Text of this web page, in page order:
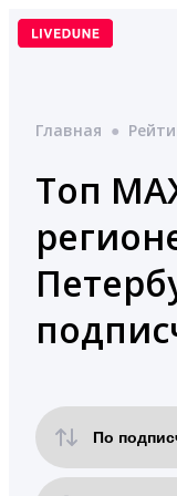
Перейти
Главная ●
Топ